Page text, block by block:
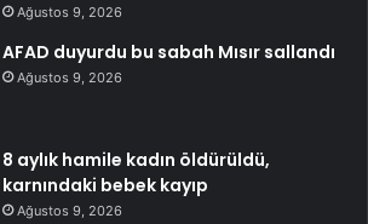
Ağustos 9, 2026
AFAD duyurdu bu sabah Mısır sallandı
Ağustos 9, 2026
8 aylık hamile kadın öldürüldü,
karnındaki bebek kayıp
Ağustos 9, 2026